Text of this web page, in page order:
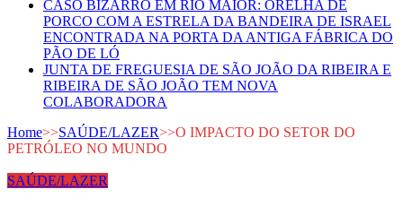
CASO BIZARRO EM RIO MAIOR: ORELHA DE
PORCO COM A ESTRELA DA BANDEIRA DE ISRAEL
ENCONTRADA NA PORTA DA ANTIGA FÁBRICA DO
PÃO DE LÓ
JUNTA DE FREGUESIA DE SÃO JOÃO DA RIBEIRA E
RIBEIRA DE SÃO JOÃO TEM NOVA
COLABORADORA
Home>>SAÚDE/LAZER>>O IMPACTO DO SETOR DO
PETRÓLEO NO MUNDO
SAÚDE/LAZER